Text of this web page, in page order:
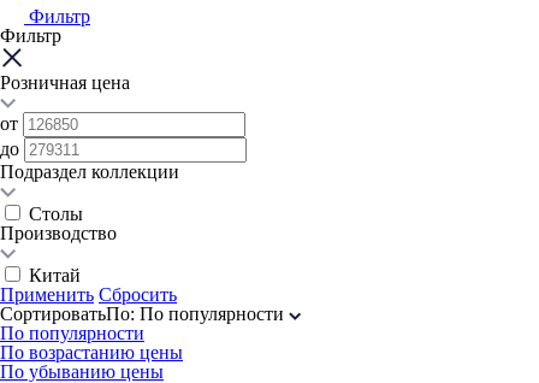
Фильтр
Фильтр
Розничная цена
от
до
Подраздел коллекции
Столы
Производство
Китай
Применить Сбросить
СортироватьПо: По популярности
По популярности
По возрастанию цены
По убыванию цены